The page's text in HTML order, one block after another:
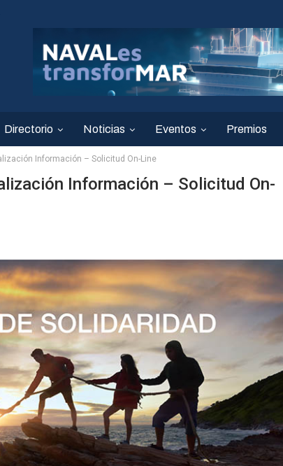
Directorio Noticias Eventos Premios
Información – Solicitud On-Line
Información – Solicitud On-